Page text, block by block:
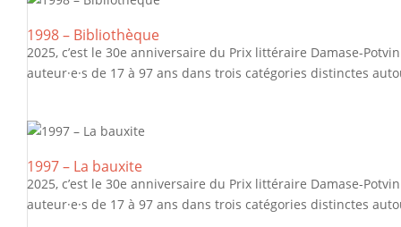
1998 – Bibliothèque
2025, c’est le 30e anniversaire du Prix littéraire Damase-
auteur·e·s de 17 à 97 ans dans trois catégories distinctes
1997 – La bauxite
2025, c’est le 30e anniversaire du Prix littéraire Damase-
auteur·e·s de 17 à 97 ans dans trois catégories distinctes